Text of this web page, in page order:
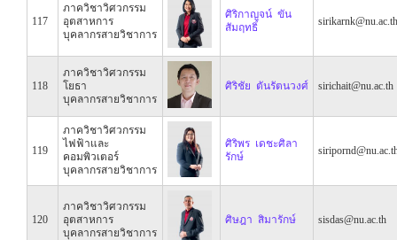
117
ภาควิชาวิศวกรรม
อุตสาหการ
บุคลากรสายวิชาการ
ศิริกาญจน์ ขัน
สัมฤทธิ์
sirikarnk@nu.ac.th
118
ภาควิชาวิศวกรรม
โยธา
บุคลากรสายวิชาการ
ศิริชัย ตันรัตนวงศ์ sirichait@nu.ac.th
119
ภาควิชาวิศวกรรม
ไฟฟ้าและ
คอมพิวเตอร์
บุคลากรสายวิชาการ
ศิริพร เดชะศิลา
รักษ์
120
ภาควิชาวิศวกรรม
อุตสาหการ
บุคลากรสายวิชาการ
ศิษฎา สิมารักษ์ sisdas@nu.ac.th